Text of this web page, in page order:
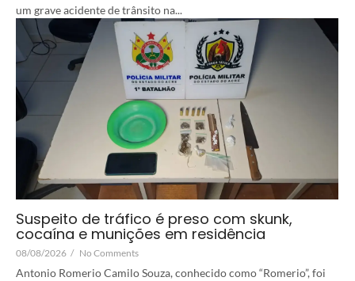
um grave acidente de trânsito na...
Suspeito de tráfico é preso com skunk,
cocaína e munições em residência
08/08/2026 / No Comments
Antonio Romerio Camilo Souza, conhecido como “Romerio”, foi